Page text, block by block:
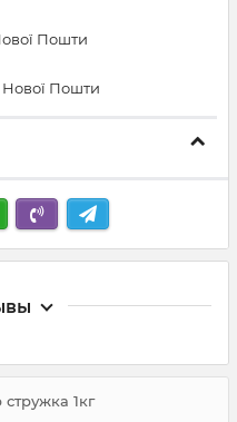
Пошти
Нової Пошти
1кг